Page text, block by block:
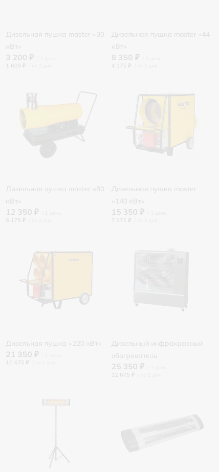
Дизельная пушка master «30
кВт»
3 200 ₽
1 600 ₽
Дизельная пушка master «44
кВт»
8 350 ₽
4 175 ₽
Дизельная пушка master «80
кВт»
12 350 ₽
6 175 ₽
Дизельная пушка master
«140 кВт»
15 350 ₽
7 675 ₽
Дизельная пушка «220 кВт»
21 350 ₽
10 675 ₽
Дизельный инфракрасный
обогреватель
25 350 ₽
12 675 ₽